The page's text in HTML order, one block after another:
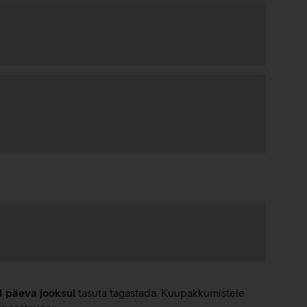
päeva jooksul tasuta tagastada. Kuupakkumistele